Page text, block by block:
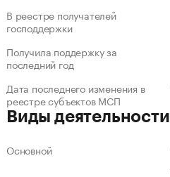
В реестре получателей
господдержки
Получила поддержку за
последний год
Дата последнего изменения в
реестре субъектов МСП
Виды деятельности
Основной